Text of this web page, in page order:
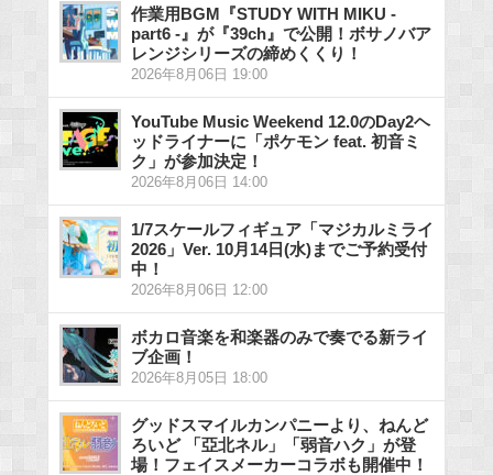
作業用BGM『STUDY WITH MIKU -
part6 -』が『39ch』で公開！ボサノバア
レンジシリーズの締めくくり！
2026年8月06日 19:00
YouTube Music Weekend 12.0のDay2ヘ
ッドライナーに「ポケモン feat. 初音ミ
ク」が参加決定！
2026年8月06日 14:00
1/7スケールフィギュア「マジカルミライ
2026」Ver. 10月14日(水)までご予約受付
中！
2026年8月06日 12:00
ボカロ音楽を和楽器のみで奏でる新ライ
ブ企画！
2026年8月05日 18:00
グッドスマイルカンパニーより、ねんど
ろいど 「亞北ネル」「弱音ハク」が登
場！フェイスメーカーコラボも開催中！